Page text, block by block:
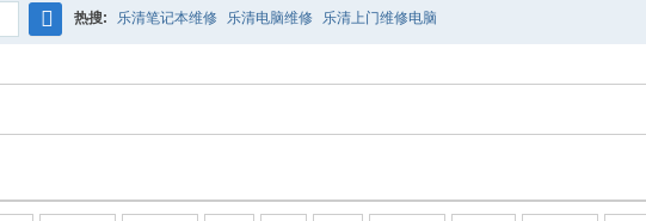
索
热搜: 乐清笔记本维修 乐清电脑维修 乐清上门维修电脑